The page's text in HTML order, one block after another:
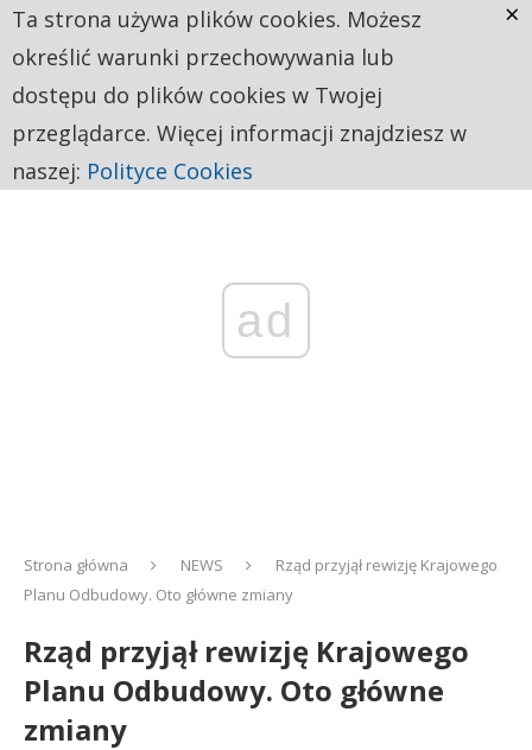
ad
Strona główna NEWS
Rząd przyjął rewizję Krajowego
Planu Odbudowy. Oto główne zmiany
Rząd przyjął rewizję Krajowego
Planu Odbudowy. Oto główne
zmiany
Ta strona używa plików cookies. Możesz
określić warunki przechowywania lub
dostępu do plików cookies w Twojej
przeglądarce. Więcej informacji znajdziesz w
naszej: Polityce Cookies
×